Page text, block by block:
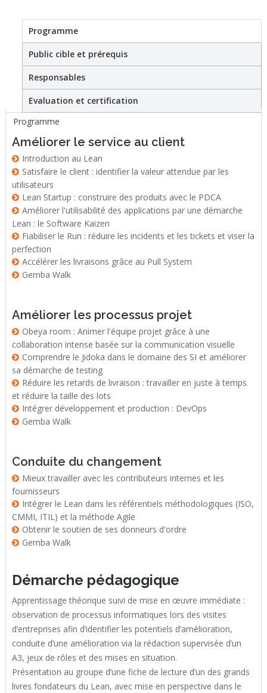
Formation certifiante
Programme(active tab)
Public cible et prérequis
Responsables
Evaluation et certification
Programme
Améliorer le service au client
Introduction au Lean
Satisfaire le client : identifier la valeur attendue par les
utilisateurs
Lean Startup : construire des produits avec le PDCA
Améliorer l'utilisabilité des applications par une démarche
Lean : le Software Kaizen
Fiabiliser le Run : réduire les incidents et les tickets et viser la
perfection
Accélérer les livraisons grâce au Pull System
Gemba Walk
Améliorer les processus projet
Obeya room : Animer l'équipe projet grâce à une
collaboration intense basée sur la communication visuelle
Comprendre le Jidoka dans le domaine des SI et améliorer
sa démarche de testing
Réduire les retards de livraison : travailler en juste à temps
et réduire la taille des lots
Intégrer développement et production : DevOps
Gemba Walk
Conduite du changement
Mieux travailler avec les contributeurs internes et les
fournisseurs
Intégrer le Lean dans les référentiels méthodologiques (ISO,
CMMI, ITIL) et la méthode Agile
Obtenir le soutien de ses donneurs d'ordre
Gemba Walk
Démarche pédagogique
Apprentissage théorique suivi de mise en œuvre immédiate :
observation de processus informatiques lors des visites
d’entreprises afin d’identifier les potentiels d’amélioration,
conduite d’une amélioration via la rédaction supervisée d’un
A3, jeux de rôles et des mises en situation.
Présentation au groupe d’une fiche de lecture d’un des grands
livres fondateurs du Lean, avec mise en perspective dans le